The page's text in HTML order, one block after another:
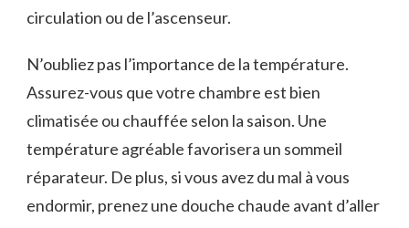
⁣circulation ou de l’ascenseur.
N’oubliez pas l’importance de‌ la température.
Assurez-vous que votre chambre est bien
climatisée ou chauffée selon la saison. Une
température agréable favorisera un⁤ sommeil
réparateur.⁢ De plus, si‍ vous⁤ avez du mal à vous
endormir, prenez une douche chaude avant ⁢d’aller